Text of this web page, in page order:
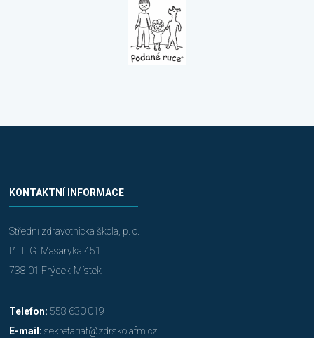
KONTAKTNÍ INFORMACE
Střední zdravotnická škola, p. o.
tř. T. G. Masaryka 451
738 01 Frýdek-Místek
Telefon: 558 630 019
E-mail: sekretariat@zdrskolafm.cz